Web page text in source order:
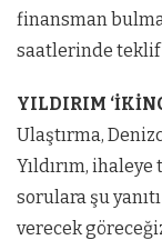
finansman
saatlerinde teklif
YILDIRIM
Ulaştırma,
Yıldırım,
sorulara şu
verecek